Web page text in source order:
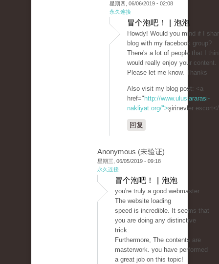
星期四, 06/06/2019 - 02:08
永久连接
冒个泡吧！ | 泡泡
Howdy! Would you mind if I
blog with my facebook group?
There's a lot of people that I
would really enjoy your content.
Please let me know. Thanks
Also visit my blog post: <a
href=" http://www.uluslararasi-
nakliyat.org/">şirinevler
回复
Anonymous (未验证)
星期三, 06/05/2019 - 09:18
永久连接
冒个泡吧！ | 泡泡
you're truly a good webmaster.
The website loading
speed is incredible. It seems that
you are doing any distinctive
trick.
Furthermore, The contents are
masterwork. you have performed
a great job on this topic!